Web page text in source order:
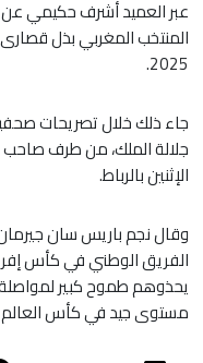
عبر العميد أشرف حكيمي
المنتخب المغربي بذل
2025.
جاء ذلك خلال تصريحات
جلالة الملك، من طرف
الإثنين بالرباط.
وقال نجم باريس سان جيرمان
يحذوهم طموح كبير
مستوى جيد في كأس العالم